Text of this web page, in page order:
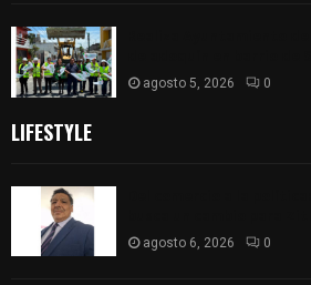
agosto 5, 2026 0
LIFESTYLE
agosto 6, 2026 0